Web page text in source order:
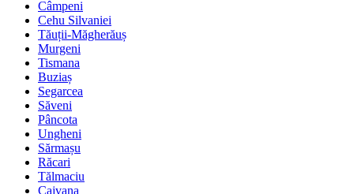
Câmpeni
Cehu Silvaniei
Tăuții-Măgherăuș
Murgeni
Tismana
Buziaș
Segarcea
Săveni
Pâncota
Ungheni
Sărmașu
Răcari
Tălmaciu
Cajvana